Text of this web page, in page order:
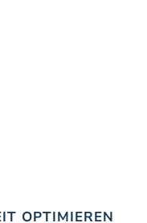
OPTIMIEREN